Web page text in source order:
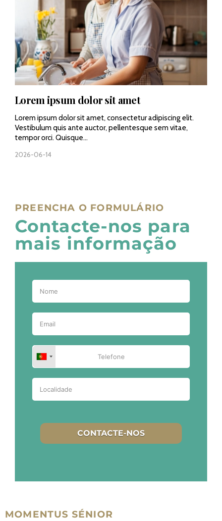
Lorem ipsum dolor sit amet
Lorem ipsum dolor sit amet, consectetur adipiscing elit.
Vestibulum quis ante auctor, pellentesque sem vitae,
tempor orci. Quisque...
2026-06-14
PREENCHA O FORMULÁRIO
Contacte-nos para
mais informação
CONTACTE-NOS
MOMENTUS SÉNIOR